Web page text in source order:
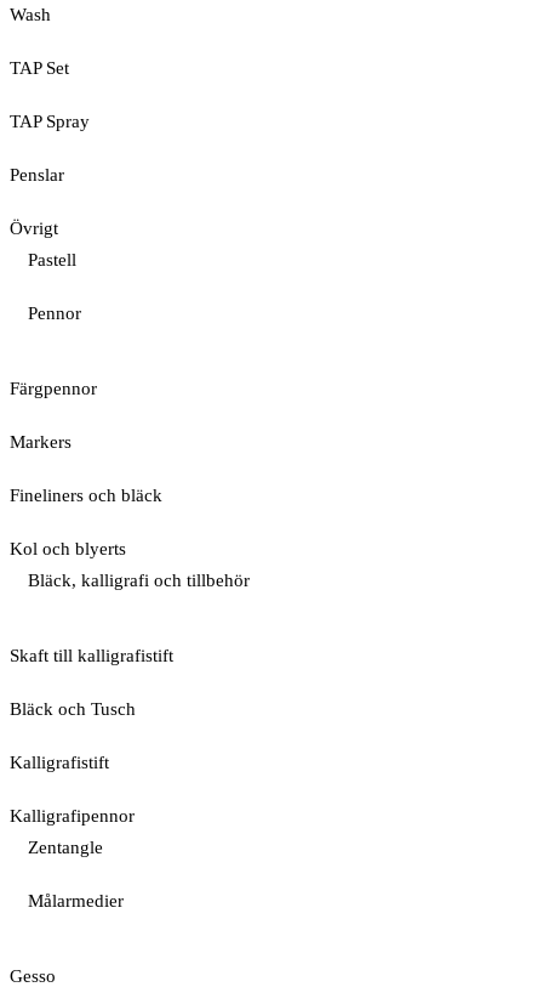
Wash
TAP Set
TAP Spray
Penslar
Övrigt
Pastell
Pennor
Färgpennor
Markers
Fineliners och bläck
Kol och blyerts
Bläck, kalligrafi och tillbehör
Skaft till kalligrafistift
Bläck och Tusch
Kalligrafistift
Kalligrafipennor
Zentangle
Målarmedier
Gesso